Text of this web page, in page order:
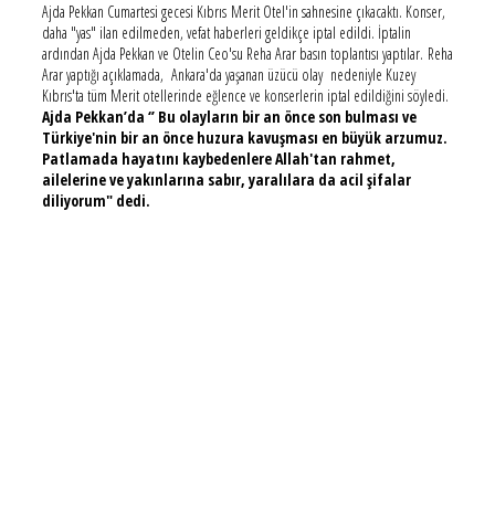
Ajda Pekkan Cumartesi gecesi Kıbrıs Merit Otel'in sahnesine çıkacaktı. Konser,
daha "yas" ilan edilmeden, vefat haberleri geldikçe iptal edildi. İptalin
ardından Ajda Pekkan ve Otelin Ceo'su Reha Arar basın toplantısı yaptılar. Reha
Arar yaptığı açıklamada, Ankara'da yaşanan üzücü olay nedeniyle Kuzey
Kıbrıs'ta tüm Merit otellerinde eğlence ve konserlerin iptal edildiğini söyledi.
Ajda Pekkan’da ‘’ Bu olayların bir an önce son bulması ve
Türkiye'nin bir an önce huzura kavuşması en büyük arzumuz.
Patlamada hayatını kaybedenlere Allah'tan rahmet,
ailelerine ve yakınlarına sabır, yaralılara da acil şifalar
diliyorum" dedi.